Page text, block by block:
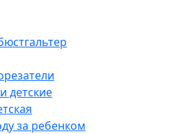
детские
за ребенком